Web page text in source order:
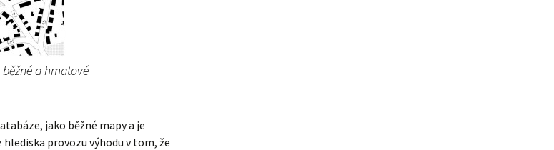
a hmatové
jako běžné mapy a je
hlediska provozu výhodu v tom, že